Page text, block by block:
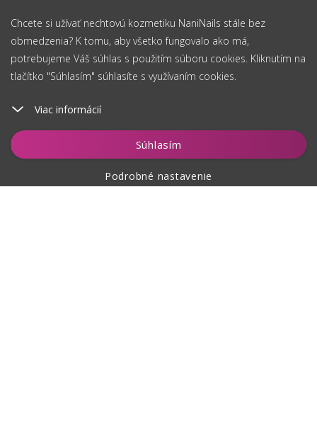
Chcete si užívať nechtovú kozmetiku NaniNails stále bez
obmedzenia? K tomu, aby všetko fungovalo ako má,
potrebujeme Váš súhlas s použitím súboru cookies. Kliknutím na
tlačítko "Súhlasím" súhlasíte s využívaním cookies.
Viac informácií
Súhlasím
Podrobné nastavenie
Hlídat